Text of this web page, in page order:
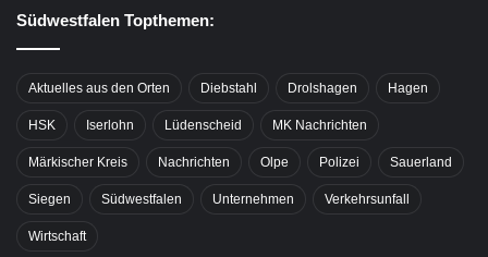
Südwestfalen Topthemen:
Aktuelles aus den Orten Diebstahl Drolshagen Hagen
HSK Iserlohn Lüdenscheid MK Nachrichten
Märkischer Kreis Nachrichten Olpe Polizei Sauerland
Siegen Südwestfalen Unternehmen Verkehrsunfall
Wirtschaft